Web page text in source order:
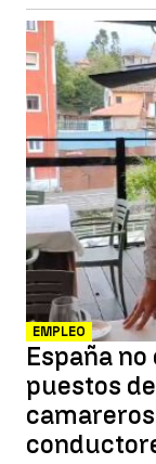
EMPLEO
España
puestos